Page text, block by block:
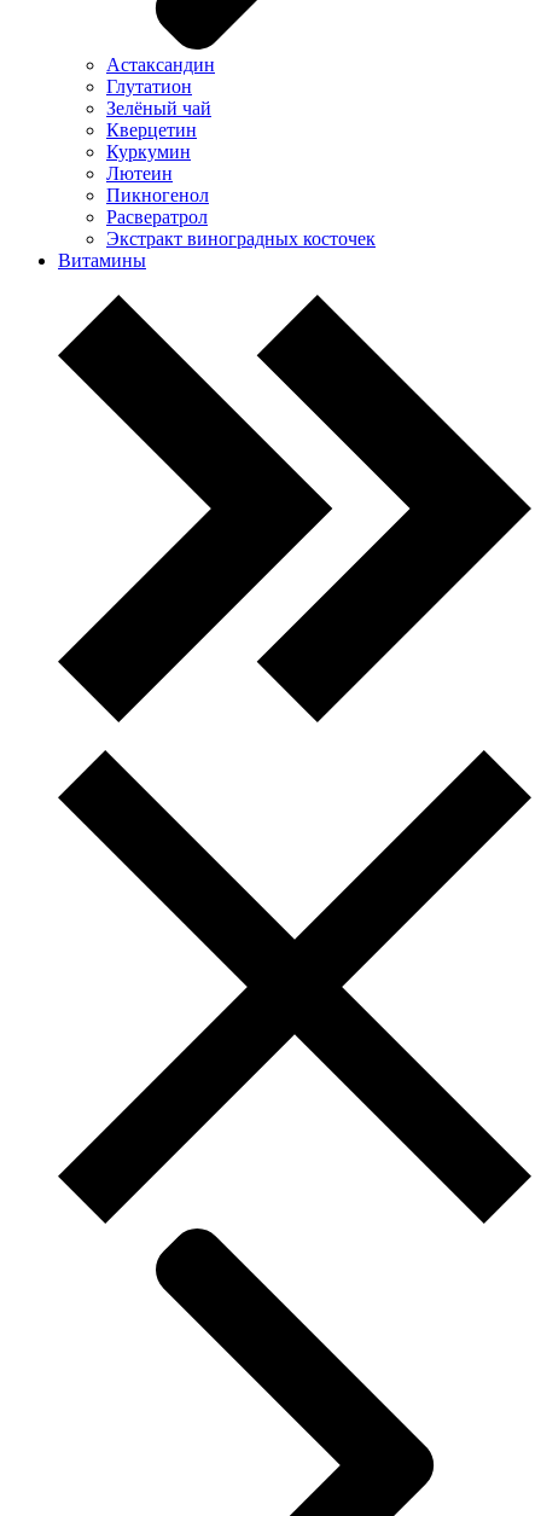
Астаксандин
Глутатион
Зелёный чай
Кверцетин
Куркумин
Лютеин
Пикногенол
Расвератрол
Экстракт виноградных косточек
Витамины